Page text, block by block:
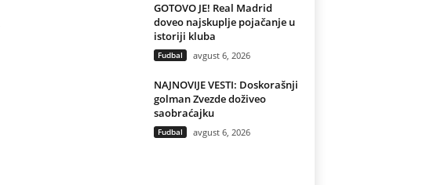
GOTOVO JE! Real Madrid
doveo najskuplje pojačanje u
istoriji kluba
Fudbal avgust 6, 2026
NAJNOVIJE VESTI: Doskorašnji
golman Zvezde doživeo
saobraćajku
Fudbal avgust 6, 2026